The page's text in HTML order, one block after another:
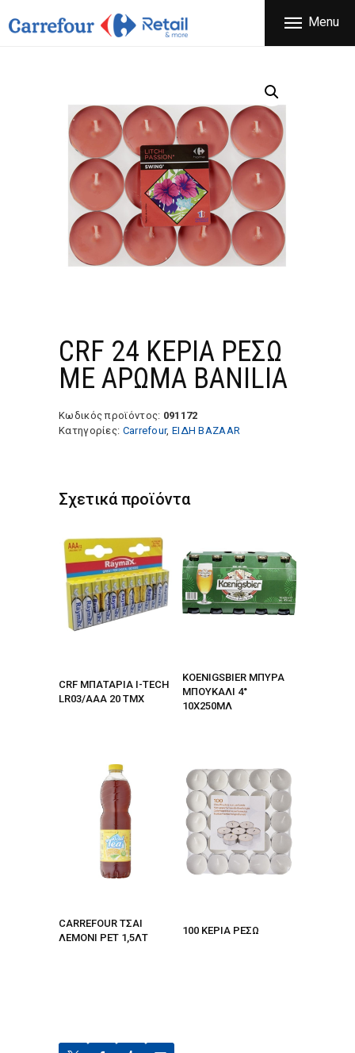
Menu
CARREFOUR
ΕΤΑΙΡΕΙΑ
ΠΡΟΪΟΝΤΑ
ΠΡΟΣΦΟΡΕΣ
FRANCHISE
ΝΕΑ
ΕΠΙΚΟΙΝΩΝΙΑ
CRF 24 ΚΕΡΙΑ ΡΕΣΩ
ΜΕ ΑΡΩΜΑ BANILIA
Κωδικός προϊόντος: 091172
Κατηγορίες: Carrefour, ΕΙΔΗ BAZAAR
Σχετικά προϊόντα
CRF ΜΠΑΤΑΡΙΑ I-TECH
LR03/AAA 20 ΤΜΧ
KOENIGSBIER ΜΠΥΡΑ
ΜΠΟΥΚΑΛΙ 4°
10X250ΜΛ
CARREFOUR ΤΣΑΙ
ΛΕΜΟΝΙ PET 1,5ΛΤ
100 ΚΕΡΙΑ ΡΕΣΩ